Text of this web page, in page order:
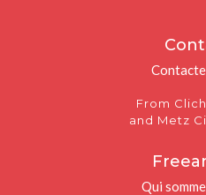
From
and Metz
Qui